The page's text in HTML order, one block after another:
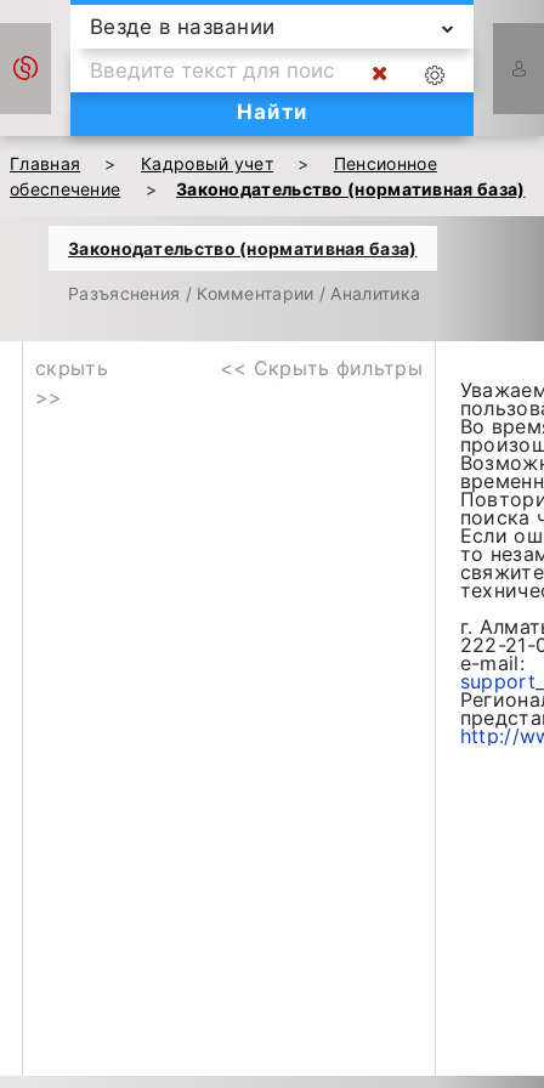
Везде в названии
Найти
Главная > Кадровый учет >
Пенсионное
обеспечение
> Законодательство (нормативная база)
Законодательство (нормативная база)
Разъяснения / Комментарии / Аналитика
<< Скрыть фильтры
Во
поиска
Если
то
г.
222-21-
e-mail:
http://
скрыть
>>